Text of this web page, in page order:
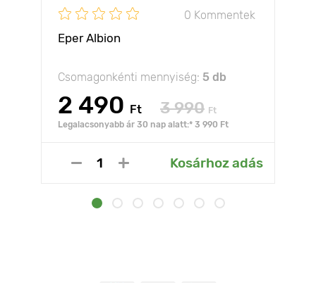
0 Kommentek
Eper Albion
Csomagonkénti mennyiség: 5 db
2 490 Ft 3 990 Ft
Legalacsonyabb ár 30 nap alatt:* 3 990 Ft
Kosárhoz adás